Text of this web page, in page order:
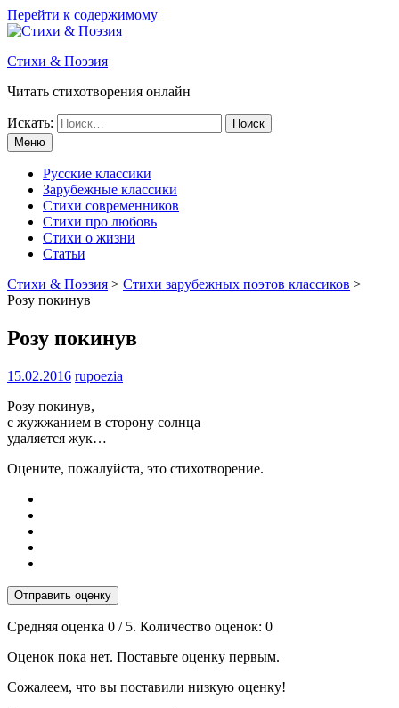
Перейти к содержимому
Стихи & Поэзия
Читать стихотворения онлайн
Искать:
Меню
Русские классики
Зарубежные классики
Стихи современников
Стихи про любовь
Стихи о жизни
Статьи
Стихи & Поэзия > Стихи зарубежных поэтов классиков >
Розу покинув
Розу покинув
15.02.2016 rupoezia
Розу покинув,
с жужжанием в сторону солнца
удаляется жук…
Оцените, пожалуйста, это стихотворение.
Отправить оценку
Средняя оценка 0 / 5. Количество оценок: 0
Оценок пока нет. Поставьте оценку первым.
Сожалеем, что вы поставили низкую оценку!